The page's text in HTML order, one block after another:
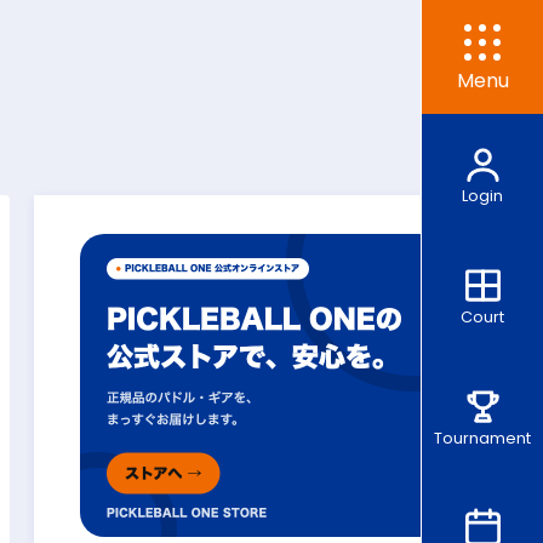
Menu
Login
Court
Tournament